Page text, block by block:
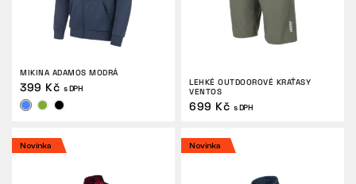
MIKINA ADAMOS MODRÁ
399 Kč s DPH
LEHKÉ OUTDOOROVÉ KRAŤASY
VENTOS
699 Kč s DPH
Novinka Novinka